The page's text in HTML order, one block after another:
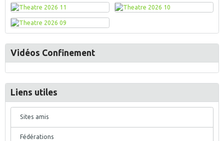
Vidéos Confinement
Liens utiles
Sites amis
Fédérations